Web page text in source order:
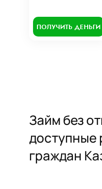
ПОЛУЧИТЬ ДЕНЬГИ
Займ без
доступные
граждан